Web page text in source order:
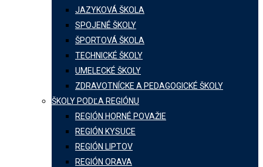
JAZYKOVÁ ŠKOLA
SPOJENÉ ŠKOLY
ŠPORTOVÁ ŠKOLA
TECHNICKÉ ŠKOLY
UMELECKÉ ŠKOLY
ZDRAVOTNÍCKE A PEDAGOGICKÉ ŠKOLY
ŠKOLY PODĽA REGIÓNU
REGIÓN HORNÉ POVAŽIE
REGIÓN KYSUCE
REGIÓN LIPTOV
REGIÓN ORAVA